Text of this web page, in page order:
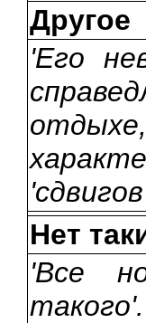
Другое
'Его
Нет
'Все
такого'.